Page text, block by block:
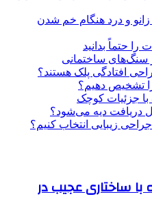
و درد هنگام خم شدن
حتماً بدانید
سنگ‌های ساختمانی
افتادگی پلک هستند؟
تشخیص دهیم؟
با جزئیات کوچک
دریافت دیه می‌شود؟
زیبایی انتخاب کنیم؟
ساختاری عجیب در